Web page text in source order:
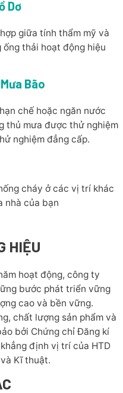
Dơ
giữa tính thẩm mỹ và
thải hoạt động hiệu
Bão
chế hoặc ngăn nước
thủ mưa được thử nghiệm
nghiệm đẳng cấp.
cháy ở các vị trí khác
nhà của bạn
HIỆU
hoạt động, công ty
bước phát triển vững
cao và bền vững.
chất lượng sản phẩm và
bởi Chứng chỉ Đăng kí
định vị trí của HTD
Kĩ thuật.